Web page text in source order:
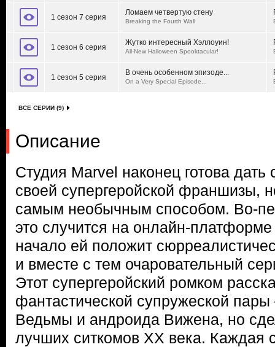
1 сезон 7 серия
Ломаем четвертую стену
Breaking the Fourth Wall
1 сезон 6 серия
Жутко интересный Хэллоуин!
All-New Halloween Spooktacular!
1 сезон 5 серия
В очень особенном эпизоде...
On a Very Special Episode...
ВСЕ СЕРИИ (9)
Описание
Студия Marvel наконец готова дать
своей супергеройской франшизы,
самым необычным способом. Во-
это случится на онлайн-
начало ей положит
и вместе с тем очаровательный
Этот супергеройский ромком
фантастической супружеской
Ведьмы и андроида Вижена, но
лучших ситкомов XX века. Каждая